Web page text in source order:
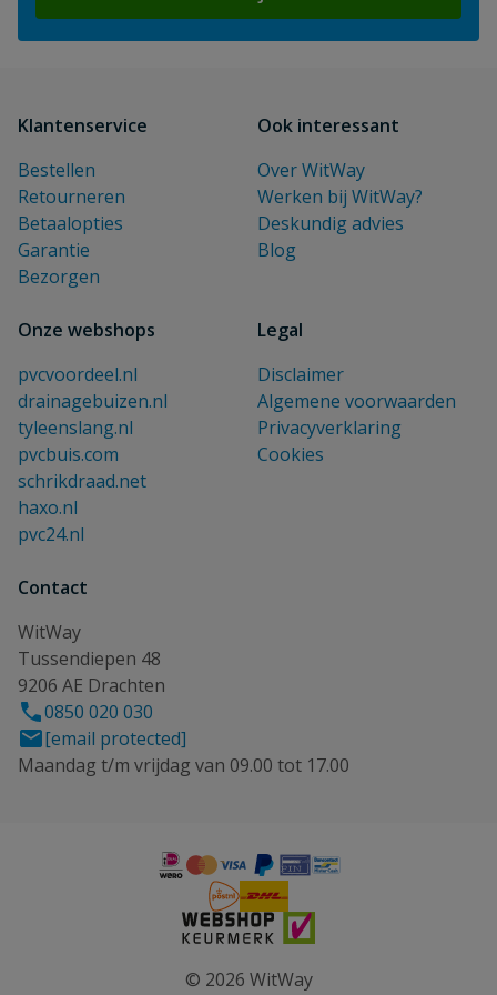
Klantenservice
Bestellen
Retourneren
Betaalopties
Garantie
Bezorgen
Ook interessant
Over WitWay
Werken bij WitWay?
Deskundig advies
Blog
Onze webshops
pvcvoordeel.nl
drainagebuizen.nl
tyleenslang.nl
pvcbuis.com
schrikdraad.net
haxo.nl
pvc24.nl
Legal
Disclaimer
Algemene voorwaarden
Privacyverklaring
Cookies
Contact
WitWay
Tussendiepen 48
9206 AE Drachten
0850 020 030
[email protected]
Maandag t/m vrijdag van 09.00 tot 17.00
© 2026 WitWay